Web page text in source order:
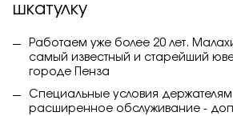
шкатулку
Работаем уже более 20 лет.
самый известный и старейший
городе Пенза
Специальные условия
расширенное обслуживание -